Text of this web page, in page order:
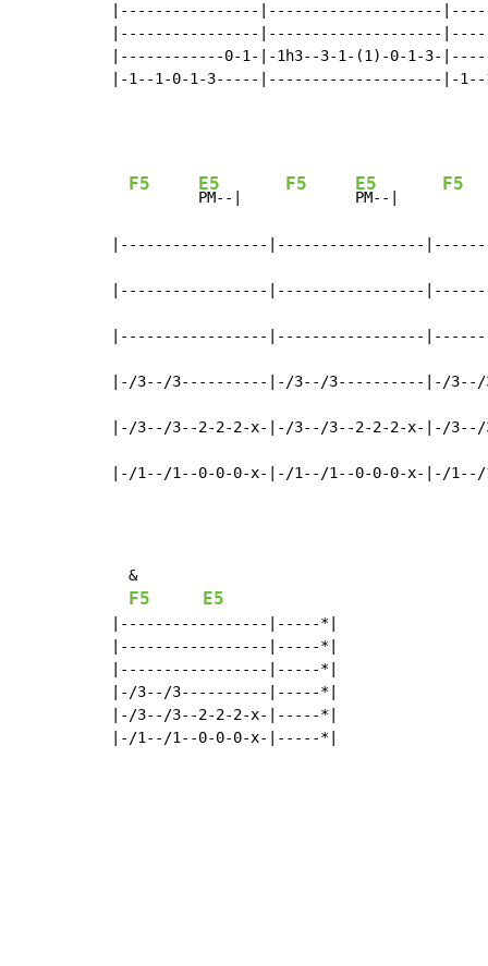
|----------------|--------------------
|----------------|--------------------
|------------0-1-|-1h3--3-1-(1)-0-1-3-
|-1--1-0-1-3-----|--------------------|-1--
F5 E5
PM--|
F5 E5
PM--|
F5
|-----------------|-----------------
|-----------------|-----------------
|-----------------|-----------------
|-/3--/3----------|-/3--/3----------|-/3--/
|-/3--/3--2-2-2-x-|-/3--/3--2-2-2-x-|-/
|-/1--/1--0-0-0-x-|-/1--/1--0-0-0-x-|-/
  &
F5 E5
|-----------------|-----*|
|-----------------|-----*|
|-----------------|-----*|
|-/3--/3----------|-----*|
|-/3--/3--2-2-2-x-|-----*|
|-/1--/1--0-0-0-x-|-----*|